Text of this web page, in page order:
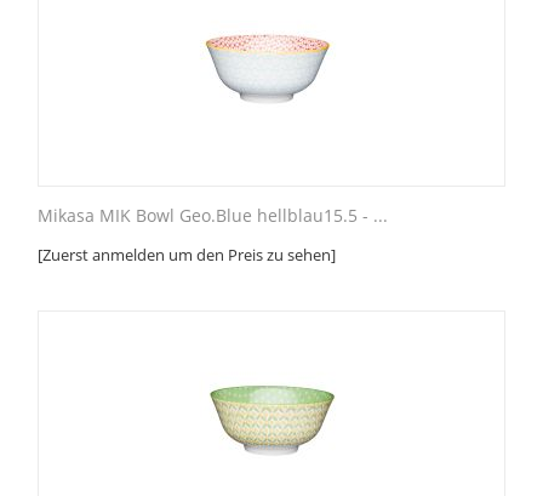
Mikasa MIK Bowl Geo.Blue hellblau15.5 - ...
[Zuerst anmelden um den Preis zu sehen]